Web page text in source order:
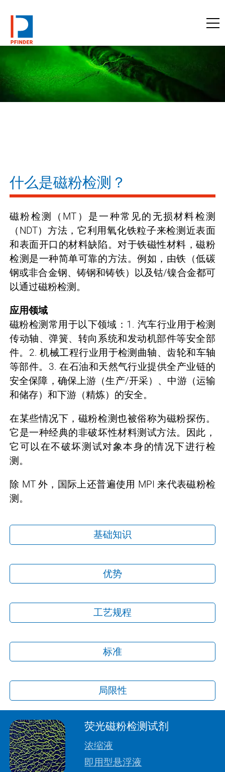
什么是磁粉检测？
磁粉检测（MT）是一种常见的无损材料检测
（NDT）方法，它利用氧化铁粒子来检测近表面
和表面开口的材料缺陷。对于铁磁性材料，磁粉
检测是一种简单可靠的方法。例如，由铁（低碳
钢或非合金钢、铸钢和铸铁）以及钴/镍合金都可
以通过磁粉检测。
应用领域
磁粉检测常用于以下领域：1. 汽车行业用于检测
传动轴、弹簧、转向系统和发动机部件等安全部
件。2.机械工程行业用于检测 曲轴、齿轮和车轴
等部件。3. 在石油和天然气行业提供全产业链的
安全保障， 确保上游（生产/开采）、中游（运输
和储存）和下游（精炼）的安全。
在某些情况下，磁粉检测也被俗称为磁粉探伤。
它是一种经典的非破坏性材料测试方法。因此，
它可以在不破坏测试对象本身的情况下进行检
测。
除 MT 外，国际上还普遍使用 MPI 来代表磁粉检
测。
基础知识
优势
工艺规程
标准
局限性
荧光磁粉检测试剂
浓缩液
即用型悬浮液